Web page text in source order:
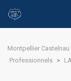
Montpellier Castelnau
Professionnels >